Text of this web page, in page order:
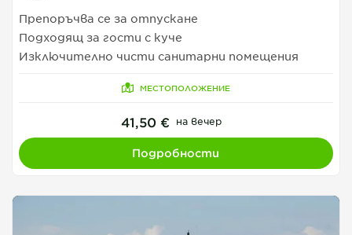
Препоръчва се за отпускане
Подходящ за гости с куче
Изключително чисти санитарни помещения
МЕСТОПОЛОЖЕНИЕ
41,50 € на вечер
Подробности